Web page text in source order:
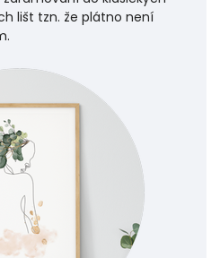
lišt tzn. že plátno není